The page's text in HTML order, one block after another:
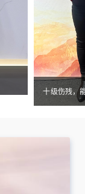
十级伤残，